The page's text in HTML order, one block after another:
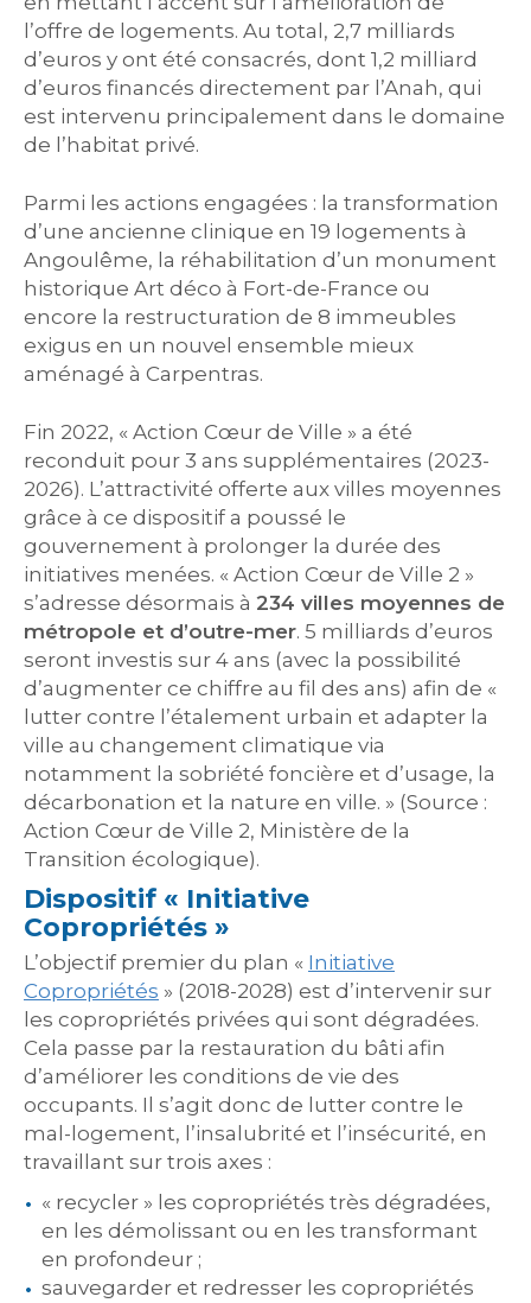
l’offre de logements. Au total, 2,7 milliards
d’euros y ont été consacrés, dont 1,2 milliard
d’euros financés directement par l’Anah, qui
est intervenu principalement dans le domaine
de l’habitat privé.
Parmi les actions engagées : la transformation
d’une ancienne clinique en 19 logements à
Angoulême, la réhabilitation d’un monument
historique Art déco à Fort-de-France ou
encore la restructuration de 8 immeubles
exigus en un nouvel ensemble mieux
aménagé à Carpentras.
Fin 2022, « Action Cœur de Ville » a été
reconduit pour 3 ans supplémentaires (2023-
2026). L’attractivité offerte aux villes moyennes
grâce à ce dispositif a poussé le
gouvernement à prolonger la durée des
initiatives menées. « Action Cœur de Ville 2 »
s’adresse désormais à 234 villes moyennes de
métropole et d’outre-mer. 5 milliards d’euros
seront investis sur 4 ans (avec la possibilité
d’augmenter ce chiffre au fil des ans) afin de «
lutter contre l’étalement urbain et adapter la
ville au changement climatique via
notamment la sobriété foncière et d’usage, la
décarbonation et la nature en ville. » (Source :
Action Cœur de Ville 2, Ministère de la
Transition écologique).
Dispositif « Initiative
Copropriétés »
L’objectif premier du plan « Initiative
Copropriétés » (2018-2028) est d’intervenir sur
les copropriétés privées qui sont dégradées.
Cela passe par la restauration du bâti afin
d’améliorer les conditions de vie des
occupants. Il s’agit donc de lutter contre le
mal-logement, l’insalubrité et l’insécurité, en
travaillant sur trois axes :
« recycler » les copropriétés très dégradées,
en les démolissant ou en les transformant
en profondeur ;
sauvegarder et redresser les copropriétés